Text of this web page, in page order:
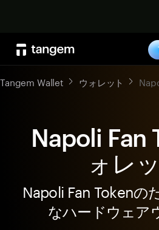
Tangem Wallet ウォレット
Napoli Fan
ォレ
Napoli Fan Tokenの
なハードウェア